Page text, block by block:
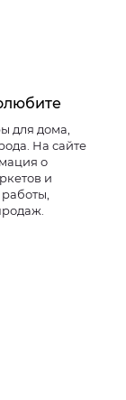
для дома,
На сайте
о
и